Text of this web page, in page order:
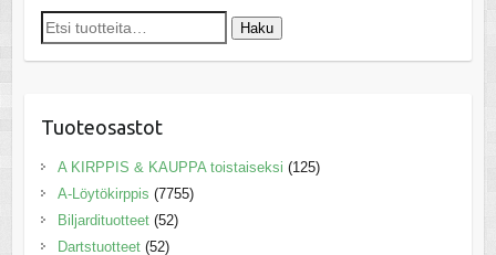
Etsi: Haku
Tuoteosastot
A KIRPPIS & KAUPPA toistaiseksi (125)
A-Löytökirppis (7755)
Biljardituotteet (52)
Dartstuotteet (52)